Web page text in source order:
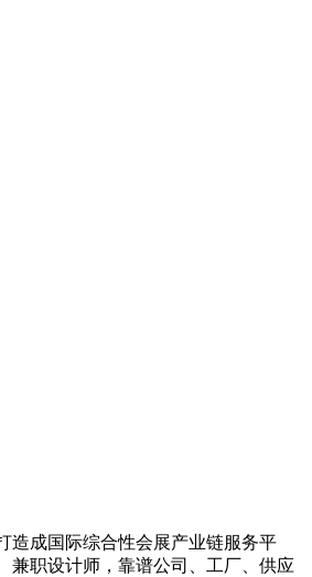
造成国际综合性会展产业链服务平
兼职设计师，靠谱公司、工厂、供应